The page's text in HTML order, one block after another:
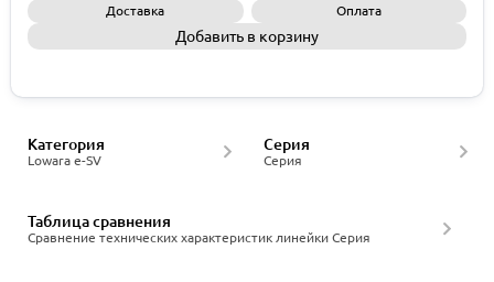
Доставка Оплата
Добавить в корзину
Lowara e-SV
Категория
Серия
Серия
Сравнение технических характеристик линейки Серия
Таблица сравнения